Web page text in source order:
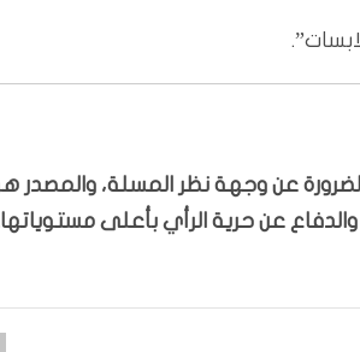
عن وجهة نظر المسلة،
عن حرية الرأي بأعلى